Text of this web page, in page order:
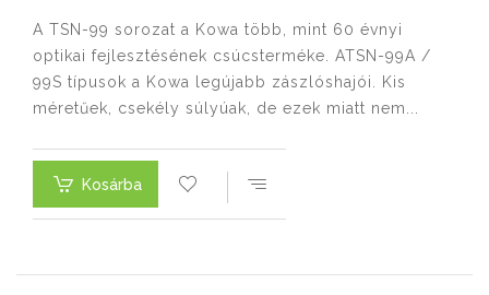
A TSN-99 sorozat a Kowa több, mint 60 évnyi
optikai fejlesztésének csúcsterméke. ATSN-99A /
99S típusok a Kowa legújabb zászlóshajói. Kis
méretűek, csekély súlyúak, de ezek miatt nem...
Kosárba